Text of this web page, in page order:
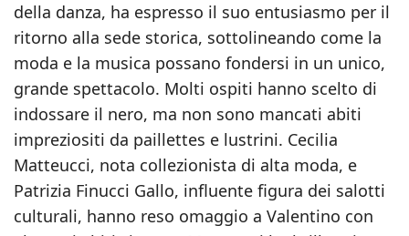
della danza, ha espresso il suo entusiasmo per il
ritorno alla sede storica, sottolineando come la
moda e la musica possano fondersi in un unico,
grande spettacolo. Molti ospiti hanno scelto di
indossare il nero, ma non sono mancati abiti
impreziositi da paillettes e lustrini. Cecilia
Matteucci, nota collezionista di alta moda, e
Patrizia Finucci Gallo, influente figura dei salotti
culturali, hanno reso omaggio a Valentino con